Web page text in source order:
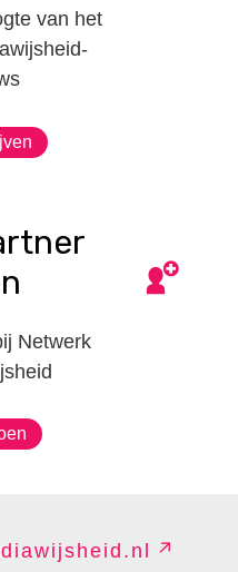
van het
Netwerk